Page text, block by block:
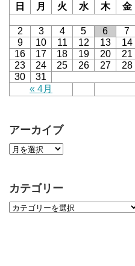
日
月 火 水 木 金
« 4月
2
3 4 5 6 7
9
10 11 12 13 14
16
17 18 19 20 21
23
24 25 26 27 28
30
31
アーカイブ
カテゴリー